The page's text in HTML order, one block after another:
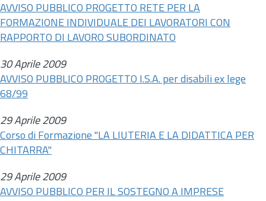
AVVISO PUBBLICO PROGETTO RETE PER LA
FORMAZIONE INDIVIDUALE DEI LAVORATORI CON
RAPPORTO DI LAVORO SUBORDINATO
30 Aprile 2009
AVVISO PUBBLICO PROGETTO I.S.A. per disabili ex lege
68/99
29 Aprile 2009
Corso di Formazione "LA LIUTERIA E LA DIDATTICA PER
CHITARRA"
29 Aprile 2009
AVVISO PUBBLICO PER IL SOSTEGNO A IMPRESE